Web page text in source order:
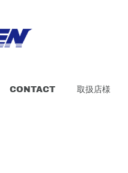
CONTACT 取扱店様